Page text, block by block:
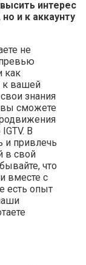
интерес
и к аккаунту
не
как
к вашей
знания
сможете
В
и привлечь
в свой
что
вместе с
есть опыт